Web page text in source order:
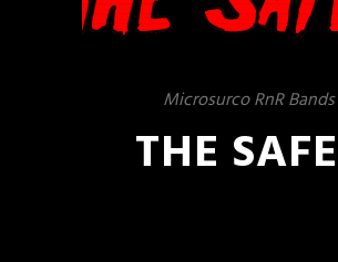
Microsurco RnR Bands
THE